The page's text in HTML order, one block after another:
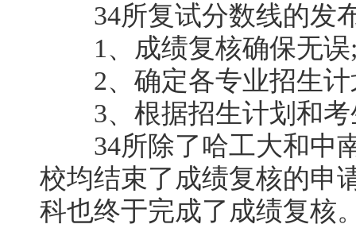
34所复试分数线的发
1、成绩复核确保无误
2、确定各专业招生计
3、根据招生计划和考
34所除了哈工大和中
校均结束了成绩复核的申
科也终于完成了成绩复核